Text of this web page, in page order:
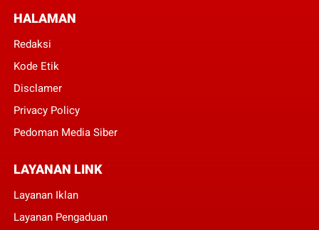
HALAMAN
Redaksi
Kode Etik
Disclamer
Privacy Policy
Pedoman Media Siber
LAYANAN LINK
Layanan Iklan
Layanan Pengaduan